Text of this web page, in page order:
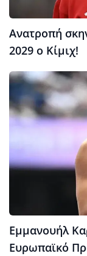
Ανατροπή
2029 ο Κίμιχ!
Εμμανουήλ
Ευρωπαϊκό